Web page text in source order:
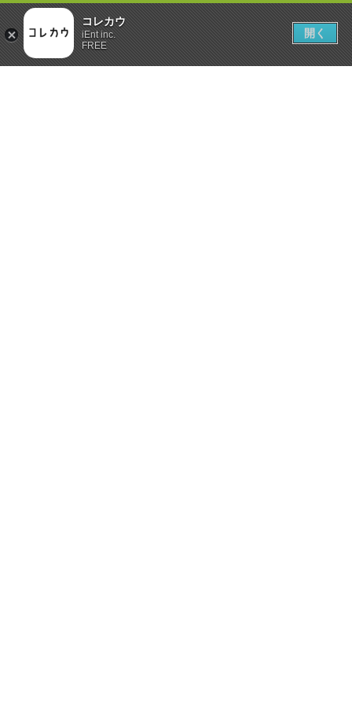
コレカウ
iEnt inc.
FREE
開く